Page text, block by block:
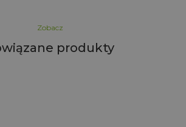
Zobacz
produkty